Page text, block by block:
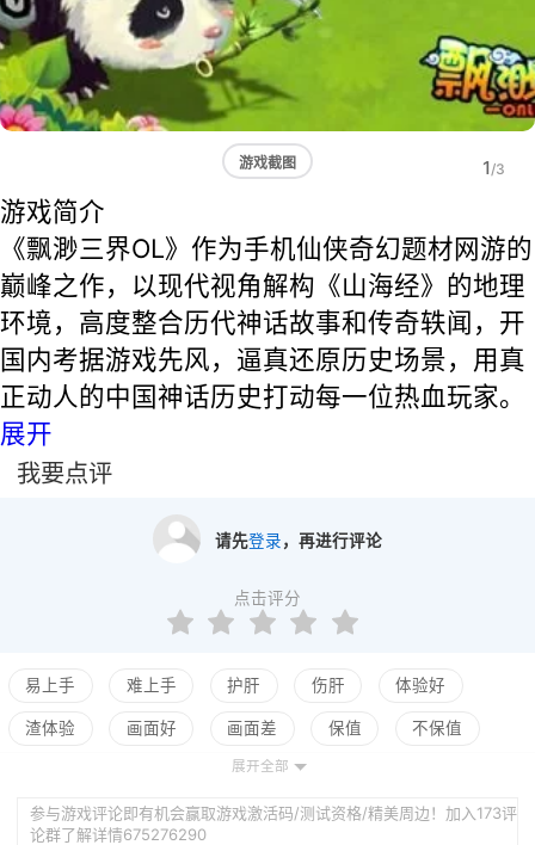
1/3
游戏截图
游戏简介
《飘渺三界OL》作为手机仙侠奇幻题材网游的
巅峰之作，以现代视角解构《山海经》的地理
环境，高度整合历代神话故事和传奇轶闻，开
国内考据游戏先风，逼真还原历史场景，用真
正动人的中国神话历史打动每一位热血玩家。
展开
我要点评
请先登录，再进行评论
点击评分
易上手 难上手 护肝 伤肝 体验好
渣体验 画面好 画面差 保值 不保值
测试
展开全部
参与游戏评论即有机会赢取游戏激活码/测试资格/精美周边！加入173评
论群了解详情675276290